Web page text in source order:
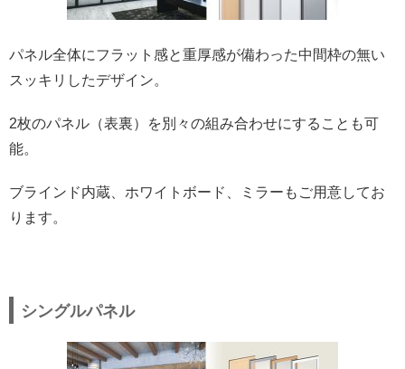
パネル全体にフラット感と重厚感が備わった中間枠の無い
スッキリしたデザイン。
2枚のパネル（表裏）を別々の組み合わせにすることも可
能。
ブラインド内蔵、ホワイトボード、ミラーもご用意してお
ります。
シングルパネル